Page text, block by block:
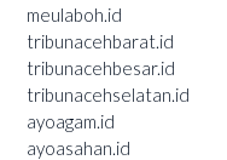
meulaboh.id
tribunacehbarat.id
tribunacehbesar.id
tribunacehselatan.id
ayoagam.id
ayoasahan.id